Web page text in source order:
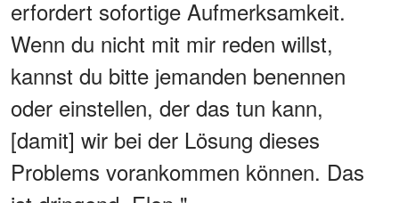
erfordert sofortige Aufmerksamkeit.
Wenn du nicht mit mir reden willst,
kannst du bitte jemanden benennen
oder einstellen, der das tun kann,
[damit] wir bei der Lösung dieses
Problems vorankommen können. Das